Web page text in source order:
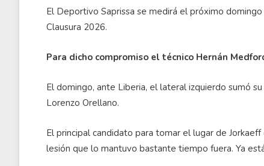
El Deportivo Saprissa se medirá el próximo
Clausura 2026.
Para dicho compromiso el técnico Hernán
El domingo, ante Liberia, el lateral izquierdo sumó
Lorenzo Orellano.
El principal candidato para tomar el lugar de
lesión que lo mantuvo bastante tiempo fuera. Ya